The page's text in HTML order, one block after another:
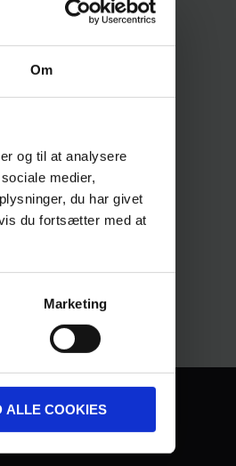
Om
og til at analysere
medier,
du har givet
du fortsætter med at
Marketing
ALLE COOKIES